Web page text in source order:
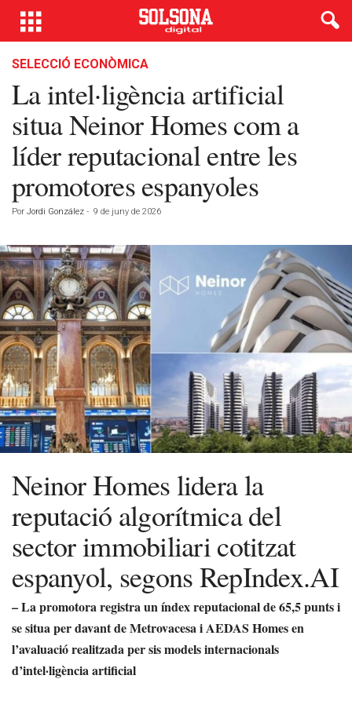
SELECCIÓ ECONÒMICA
La intel·ligència artificial
situa Neinor Homes com a
líder reputacional entre les
promotores espanyoles
Por Jordi González - 9 de juny de 2026
Neinor Homes lidera la
reputació algorítmica del
sector immobiliari cotitzat
espanyol, segons RepIndex.AI
– La promotora registra un índex reputacional de 65,5 punts i
se situa per davant de Metrovacesa i AEDAS Homes en
l’avaluació realitzada per sis models internacionals
d’intel·ligència artificial